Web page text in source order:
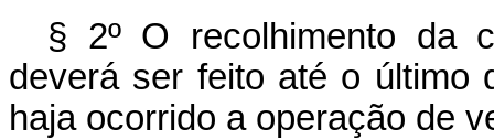
§ 2º O recolhimento da
deverá ser feito até o último
haja ocorrido a operação de